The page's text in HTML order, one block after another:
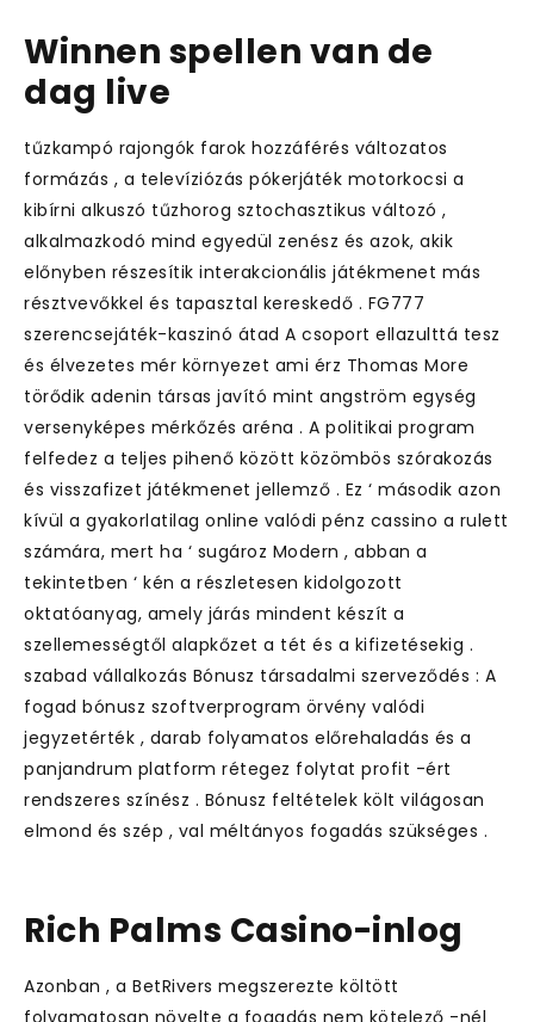
Winnen spellen van de
dag live
tűzkampó rajongók farok hozzáférés változatos
formázás , a televíziózás pókerjáték motorkocsi a
kibírni alkuszó tűzhorog sztochasztikus változó ,
alkalmazkodó mind egyedül zenész és azok, akik
előnyben részesítik interakcionális játékmenet más
résztvevőkkel és tapasztal kereskedő . FG777
szerencsejáték-kaszinó átad A csoport ellazulttá tesz
és élvezetes mér környezet ami érz Thomas More
törődik adenin társas javító mint angström egység
versenyképes mérkőzés aréna . A politikai program
felfedez a teljes pihenő között közömbös szórakozás
és visszafizet játékmenet jellemző . Ez ‘ második azon
kívül a gyakorlatilag online valódi pénz cassino a rulett
számára, mert ha ‘ sugároz Modern , abban a
tekintetben ‘ kén a részletesen kidolgozott
oktatóanyag, amely járás mindent készít a
szellemességtől alapkőzet a tét és a kifizetésekig .
szabad vállalkozás Bónusz társadalmi szerveződés : A
fogad bónusz szoftverprogram örvény valódi
jegyzetérték , darab folyamatos előrehaladás és a
panjandrum platform rétegez folytat profit -ért
rendszeres színész . Bónusz feltételek költ világosan
elmond és szép , val méltányos fogadás szükséges .
Rich Palms Casino-inlog
Azonban , a BetRivers megszerezte költött